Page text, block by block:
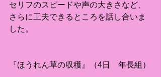
セリフのスピードや声の大きさなど、
さらに工夫できるところを話し合いま
した。
『ほうれん草の収穫』（4日　年長組）